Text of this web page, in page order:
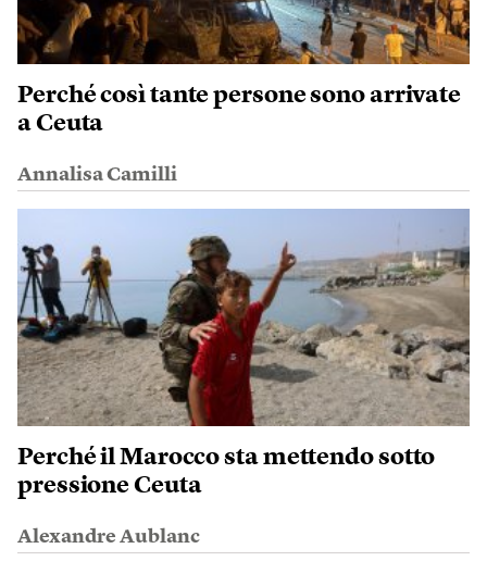
Perché così tante persone sono arrivate
a Ceuta
Annalisa Camilli
Perché il Marocco sta mettendo sotto
pressione Ceuta
Alexandre Aublanc